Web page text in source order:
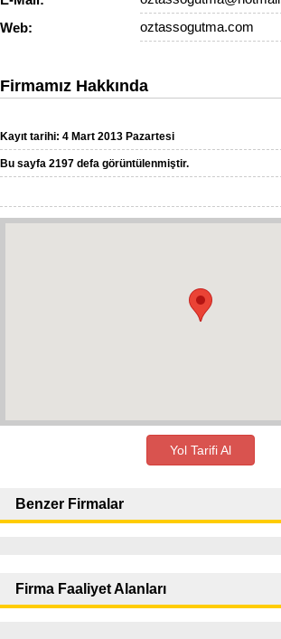
Web:
oztassogutma.com
Firmamız Hakkında
Kayıt tarihi: 4 Mart 2013 Pazartesi
Bu sayfa 2197 defa görüntülenmiştir.
Yol Tarifi Al
Benzer Firmalar
Firma Faaliyet Alanları